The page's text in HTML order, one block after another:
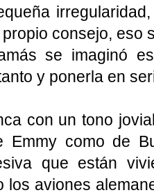
consejo, eso
se imaginó
y ponerla en
con un tono
Emmy como de
que están
los aviones